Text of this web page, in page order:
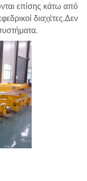
επίσης κάτω από
διαχέτες.Δεν